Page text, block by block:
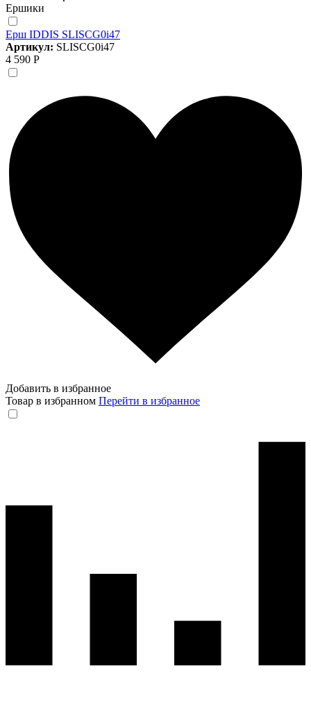
Ершики
Ерш IDDIS SLISCG0i47
Артикул: SLISCG0i47
4 590 Р
Добавить в избранное
Товар в избранном Перейти в избранное